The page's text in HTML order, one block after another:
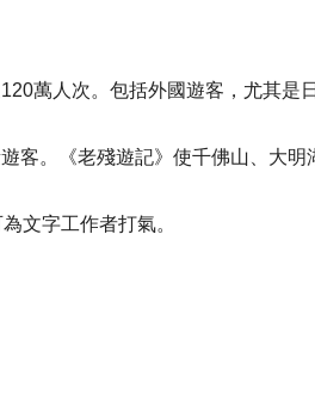
萬人次。包括外國遊客，尤其是
客。《老殘遊記》使千佛山、大明
文字工作者打氣。